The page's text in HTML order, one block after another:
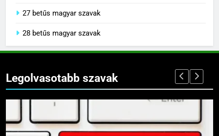
27 betűs magyar szavak
28 betűs magyar szavak
Legolvasotabb szavak